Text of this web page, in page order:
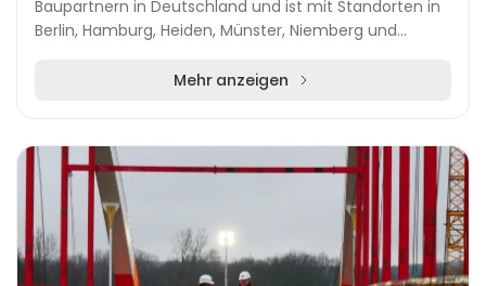
Baupartnern in Deutschland und ist mit Standorten in
Berlin, Hamburg, Heiden, Münster, Niemberg und
Mehr anzeigen